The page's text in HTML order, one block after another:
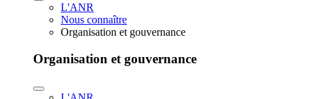
L'ANR
Nous connaître
Organisation et gouvernance
Organisation et gouvernance